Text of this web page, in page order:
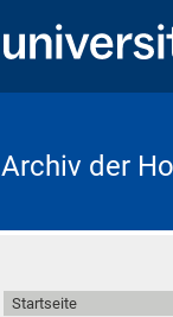
Archiv der
Startseite